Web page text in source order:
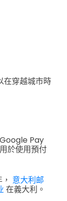
在穿越城市時
Pay
於使用預付
意大利邮
在義大利。